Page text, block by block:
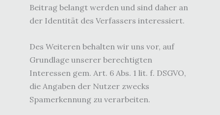
Beitrag belangt werden und sind daher an
der Identität des Verfassers interessiert.
Des Weiteren behalten wir uns vor, auf
Grundlage unserer berechtigten
Interessen gem. Art. 6 Abs. 1 lit. f. DSGVO,
die Angaben der Nutzer zwecks
Spamerkennung zu verarbeiten.